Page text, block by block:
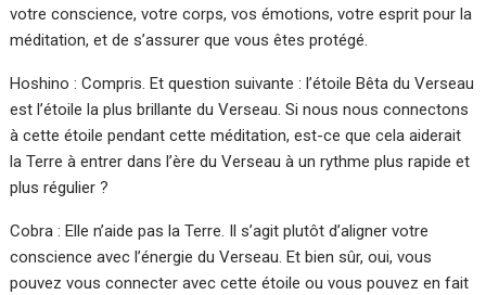
votre conscience, votre corps, vos émotions, votre esprit pour la
méditation, et de s’assurer que vous êtes protégé.
Hoshino : Compris. Et question suivante : l’étoile Bêta du Verseau
est l’étoile la plus brillante du Verseau. Si nous nous connectons
à cette étoile pendant cette méditation, est-ce que cela aiderait
la Terre à entrer dans l’ère du Verseau à un rythme plus rapide et
plus régulier ?
Cobra : Elle n’aide pas la Terre. Il s’agit plutôt d’aligner votre
conscience avec l’énergie du Verseau. Et bien sûr, oui, vous
pouvez vous connecter avec cette étoile ou vous pouvez en fait